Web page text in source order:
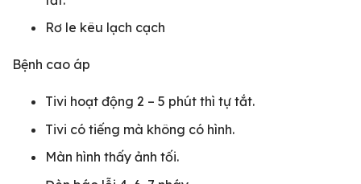
Rơ le kêu lạch cạch
Bệnh cao áp
Tivi hoạt động 2 – 5 phút thì tự tắt.
Tivi có tiếng mà không có hình.
Màn hình thấy ảnh tối.